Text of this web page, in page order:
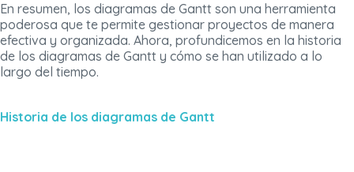
En resumen, los diagramas de Gantt son una herramienta
poderosa que te permite gestionar proyectos de manera
efectiva y organizada. Ahora, profundicemos en la historia
de los diagramas de Gantt y cómo se han utilizado a lo
largo del tiempo.
Historia de los diagramas de Gantt